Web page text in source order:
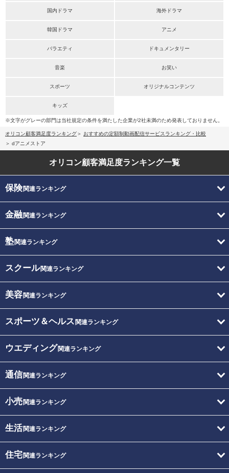
国内ドラマ 海外ドラマ
韓国ドラマ アニメ
バラエティ ドキュメンタリー
音楽 お笑い
スポーツ オリジナルコンテンツ
キッズ
※文字がグレーの部門は当社規定の条件を満たした企業が2社未満のため発表しておりません。
オリコン顧客満足度ランキング
おすすめの定額制動画配信サービスランキング・比較
dアニメストア
オリコン顧客満足度ランキング一覧
保険関連ランキング
金融関連ランキング
塾関連ランキング
スクール関連ランキング
美容関連ランキング
スポーツ＆ヘルス 関連ランキング
ウエディング関連ランキング
通信関連ランキング
小売関連ランキング
生活関連ランキング
住宅関連ランキング